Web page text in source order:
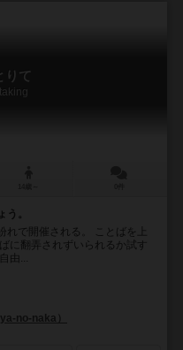
りて
。
で開催される。 ことばを上
に翻弄されずいられるか試す
由...
no-naka）